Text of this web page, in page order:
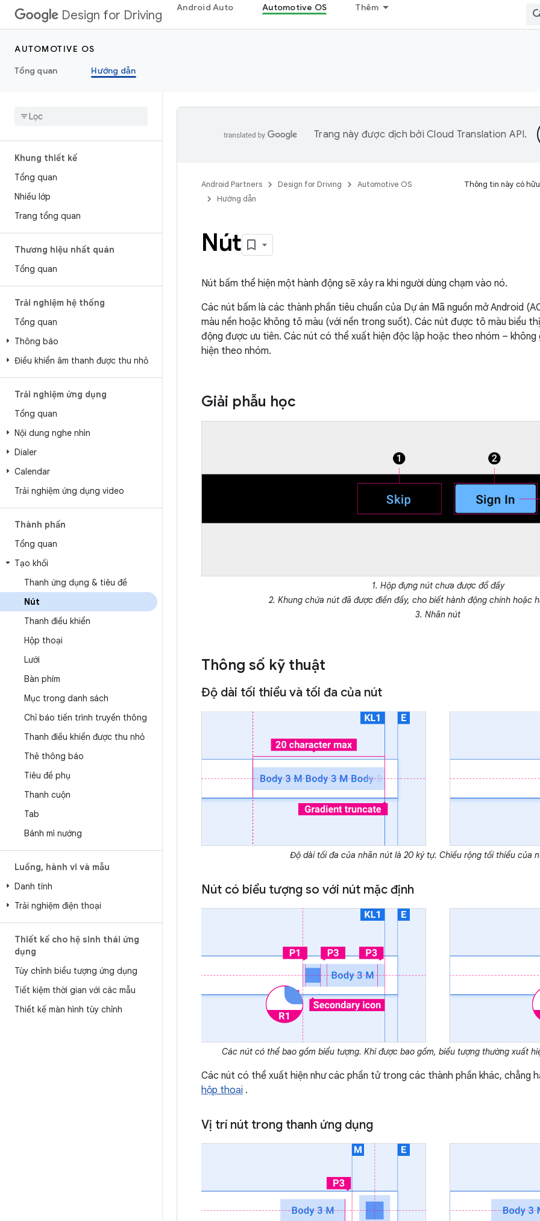
Design for Driving
Android Auto Automotive OS Thêm
AUTOMOTIVE OS
Tổng quan
Hướng dẫn
Khung thiết kế
Tổng quan
Nhiều lớp
Trang tổng quan
Thương hiệu nhất quán
Tổng quan
Trải nghiệm hệ thống
Tổng quan
Thông báo
Điều khiển âm thanh được thu nhỏ
Trải nghiệm ứng dụng
Tổng quan
Nội dung nghe nhìn
Dialer
Calendar
Trải nghiệm ứng dụng video
Thành phần
Tổng quan
Tạo khối
Thanh ứng dụng & tiêu đề
Nút
Thanh điều khiển
Hộp thoại
Lưới
Bàn phím
Mục trong danh sách
Chỉ báo tiến trình truyền thông
Thanh điều khiển được thu nhỏ
Thẻ thông báo
Tiêu đề phụ
Thanh cuộn
Tab
Bánh mì nướng
Luồng, hành vi và mẫu
Danh tính
Trải nghiệm điện thoại
Thiết kế cho hệ sinh thái ứng
dụng
Tùy chỉnh biểu tượng ứng dụng
Tiết kiệm thời gian với các mẫu
Thiết kế màn hình tùy chỉnh
Trang này được dịch bởiCloud Translation API.
Android Partners Design for Driving
Automotive OS
Hướng dẫn
Thông tin này có
Nút
Nút bấm thể hiện một hành động sẽ xảy ra khi người dùng chạm vào nó.
Các nút bấm là các thành phần tiêu chuẩn của Dự án Mã nguồn mở Android
màu nền hoặc không tô màu (với nền trong suốt). Các nút được tô màu biểu
động được ưu tiên. Các nút có thể xuất hiện độc lập hoặc theo nhóm – không
hiện theo nhóm.
Giải phẫu học
1. Hộp đựng nút chưa được đổ đầy
2. Khung chứa nút đã được điền đầy, cho biết hành động chính hoặc
3. Nhãn nút
Thông số kỹ thuật
Độ dài tối thiểu và tối đa của nút
Độ dài tối đa của nhãn nút là 20 ký tự. Chiều rộng tối thiểu của
Nút có biểu tượng so với nút mặc định
Các nút có thể bao gồm biểu tượng. Khi được bao gồm, biểu tượng thường xuất
Các nút có thể xuất hiện như các phần tử trong các thành phần khác, chẳng
hộp thoại .
Vị trí nút trong thanh ứng dụng